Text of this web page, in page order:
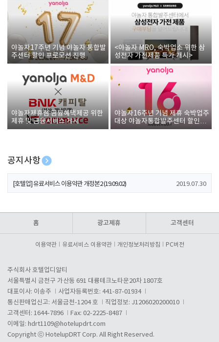
야놀자17주년 기념 야놀자 통합발
주센터 할인 프로모션 진행
<야놀자 MRO, 숙박업소 위한 삼
성전자 가전제품 특가 개시>
야놀자제휴점 금융혜택제공 위한
제휴 및 금융서비스 게시
야놀자16주년 기념 제휴 숙박업주
대상 야놀자통합발주센터 할인쿠
폰 증정
공지사항
[호텔업] 개인정보 처리방침 개정본1 (19.09.02)
[호텔업] 유료서비스 이용약관 개정본2 (19.09.02) 2019.07.30
홈 광고제휴 고객센터
이용약관 유료서비스 이용약관 개인정보처리방침 PC버전
주식회사 호텔업디알티
서울특별시 금천구 가산동 691 대륭테크노타운20차 1807호
대표이사: 이송주
사업자등록번호: 441-87-01934
통신판매업신고: 서울금천-1204 호
직업정보: J1206020200010
고객센터: 1644-7896
Fax: 02-2225-8487
이메일: hdrt1109@hotelupdrt.com
Copyright ⓒ HotelupDRT Corp. All Right Reserved.